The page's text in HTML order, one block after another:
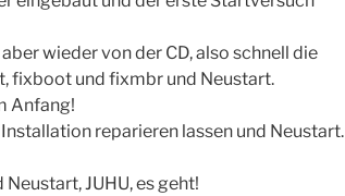
wieder von der CD, also schnell die
fixboot und fixmbr und Neustart.
Anfang!
reparieren lassen und Neustart.
JUHU, es geht!